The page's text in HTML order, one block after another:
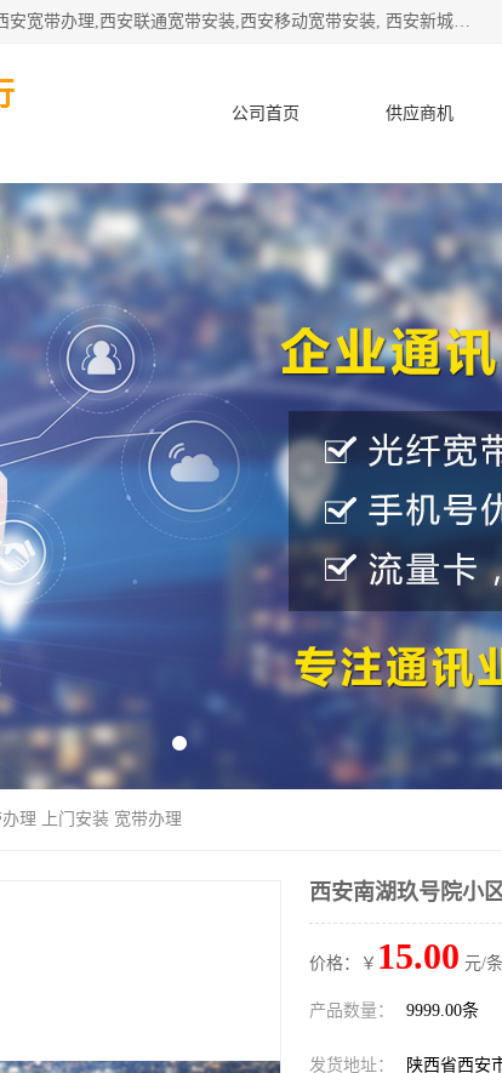
公司主要经营西安电信宽带安装,西安光纤专线安装,西安宽带安装,西安宽带办理,西安联通宽带安装,西安移动宽带安装, 西安新城赛派通讯商行从事西安地区的联通，移动，电信宽带安装，光纤专线安装，宽带办理等业务
公司首页 供应商机
产品知识 客户案例
理 上门安装 宽带办理
西安南湖玖号院小
价格：￥ 15.00 元/
产品数量： 9999.00条
发货地址： 陕西省西安